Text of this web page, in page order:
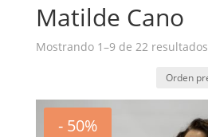
Matilde Cano
Mostrando 1–9 de 22 resultados
- 50%